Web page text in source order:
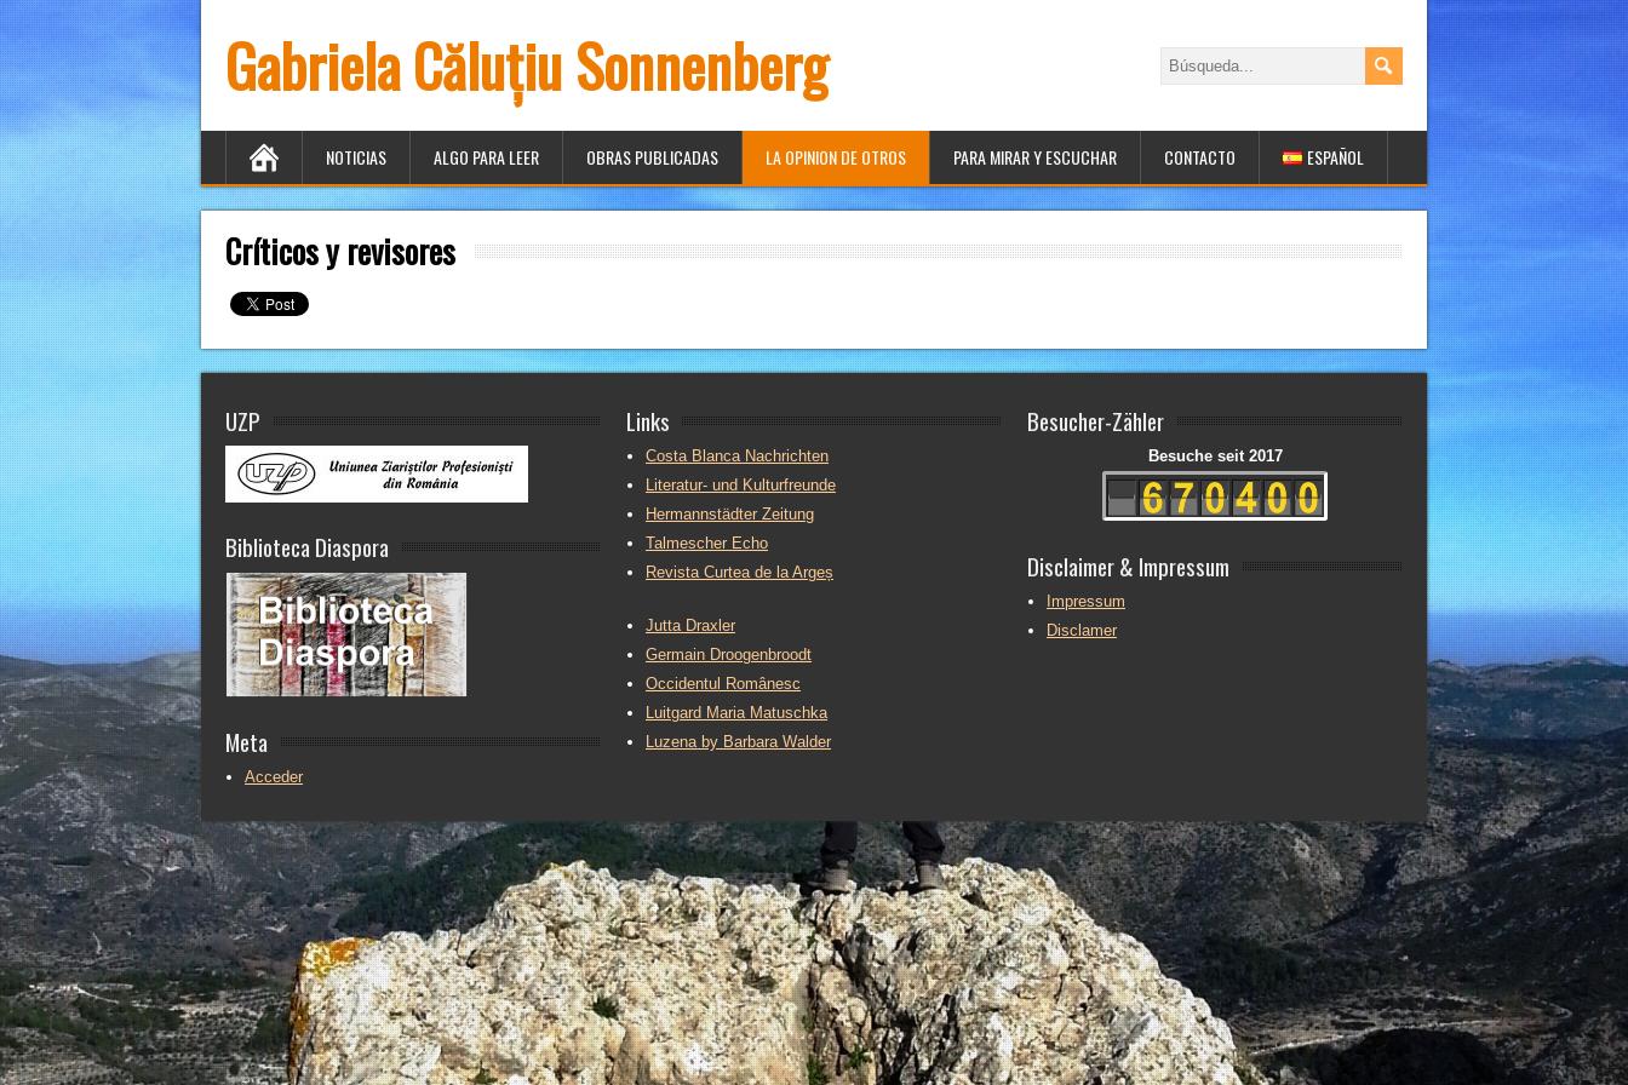
Gabriela Căluțiu Sonnenberg
NOTICIAS ALGO PARA LEER OBRAS PUBLICADAS LA OPINION DE OTROS PARA MIRAR Y ESCUCHAR CONTACTO ESPAÑOL
Críticos y revisores
UZP
Biblioteca Diaspora
Meta
Acceder
Links
Costa Blanca Nachrichten
Literatur- und Kulturfreunde
Hermannstädter Zeitung
Talmescher Echo
Revista Curtea de la Argeș
Jutta Draxler
Germain Droogenbroodt
Occidentul Românesc
Luitgard Maria Matuschka
Luzena by Barbara Walder
Besucher-Zähler
Besuche seit 2017
Disclaimer & Impressum
Impressum
Disclamer